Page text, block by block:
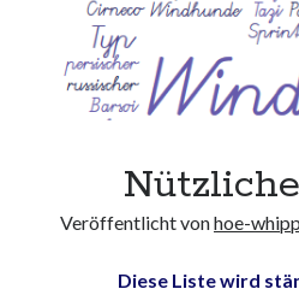
Facebook
anzeigen
Archiv
Archiv
Veröffentlicht vonhoe-
Diese Liste wird